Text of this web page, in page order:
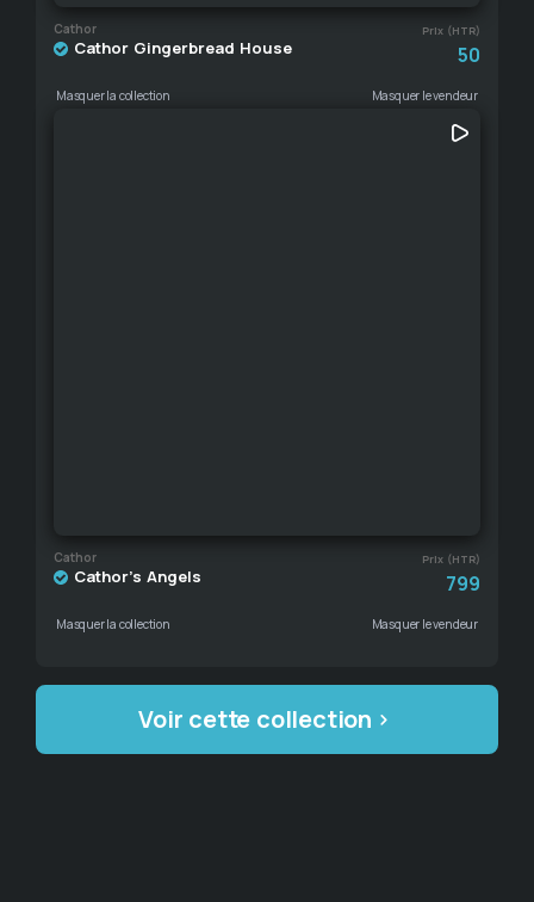
Cathor Prix (HTR)
Cathor Gingerbread House 50
Masquer la collection Masquer le vendeur
Cathor Prix (HTR)
Cathor's Angels 799
Masquer la collection Masquer le vendeur
Voir cette collection